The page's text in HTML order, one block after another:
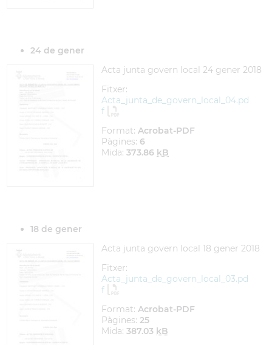
24 de gener
Acta junta govern local 24 gener 2018
Fitxer:
Acta_junta_de_govern_local_04.pd
f
Format: Acrobat-PDF
Pàgines: 6
Mida: 373.86 kB
18 de gener
Acta junta govern local 18 gener 2018
Fitxer:
Acta_junta_de_govern_local_03.pd
f
Format: Acrobat-PDF
Pàgines: 25
Mida: 387.03 kB